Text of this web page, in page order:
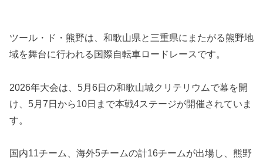
ツール・ド・熊野は、和歌山県と三重県にまたがる熊野地
域を舞台に行われる国際自転車ロードレースです。
2026年大会は、5月6日の和歌山城クリテリウムで幕を開
け、5月7日から10日まで本戦4ステージが開催されていま
す。
国内11チーム、海外5チームの計16チームが出場し、熊野